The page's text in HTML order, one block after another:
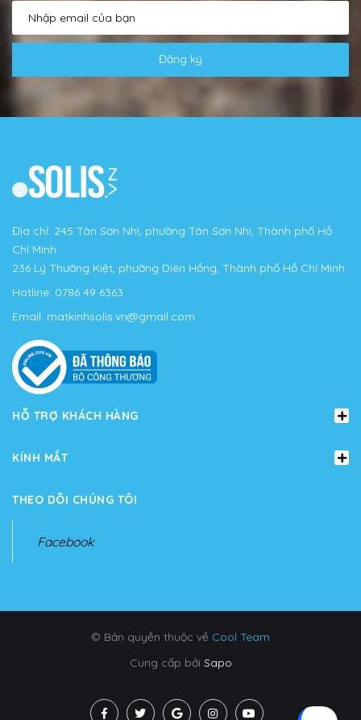
Đăng ký
Địa chỉ: 245 Tân Sơn Nhì, phường Tân Sơn Nhì, Thành phố Hồ
Chí Minh
236 Lý Thường Kiệt, phường Diên Hồng, Thành phố Hồ Chí Minh
Hotline: 0786 49 6363
Email: matkinhsolis.vn@gmail.com
HỖ TRỢ KHÁCH HÀNG
KÍNH MẮT
THEO DÕI CHÚNG TÔI
Facebook
© Bản quyền thuộc về Cool Team
Cung cấp bởi Sapo